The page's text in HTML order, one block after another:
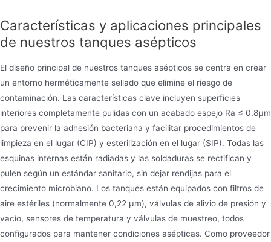
Características y aplicaciones principales
de nuestros tanques asépticos
El diseño principal de nuestros tanques asépticos se centra en crear
un entorno herméticamente sellado que elimine el riesgo de
contaminación. Las características clave incluyen superficies
interiores completamente pulidas con un acabado espejo Ra ≤ 0,8μm
para prevenir la adhesión bacteriana y facilitar procedimientos de
limpieza en el lugar (CIP) y esterilización en el lugar (SIP). Todas las
esquinas internas están radiadas y las soldaduras se rectifican y
pulen según un estándar sanitario, sin dejar rendijas para el
crecimiento microbiano. Los tanques están equipados con filtros de
aire estériles (normalmente 0,22 μm), válvulas de alivio de presión y
vacío, sensores de temperatura y válvulas de muestreo, todos
configurados para mantener condiciones asépticas. Como proveedor